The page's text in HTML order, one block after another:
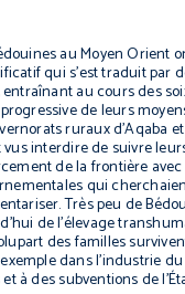
au Moyen Orient
qui s’est traduit par
entraînant au cours des
de leurs
ruraux d’Aqaba
vus interdire de suivre
de la frontière avec
qui
Très peu de
de l’élevage
des familles
dans l’industrie
à des subventions de